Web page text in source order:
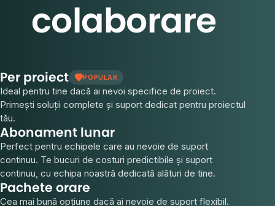
colaborare
Per proiect POPULAR
Ideal pentru tine dacă ai nevoi specifice de proiect.
Primești soluții complete și suport dedicat pentru proiectul
tău.
Abonament lunar
Perfect pentru echipele care au nevoie de suport
continuu. Te bucuri de costuri predictibile și suport
continuu, cu echipa noastră dedicată alături de tine.
Pachete orare
Cea mai bună opțiune dacă ai nevoie de suport flexibil.